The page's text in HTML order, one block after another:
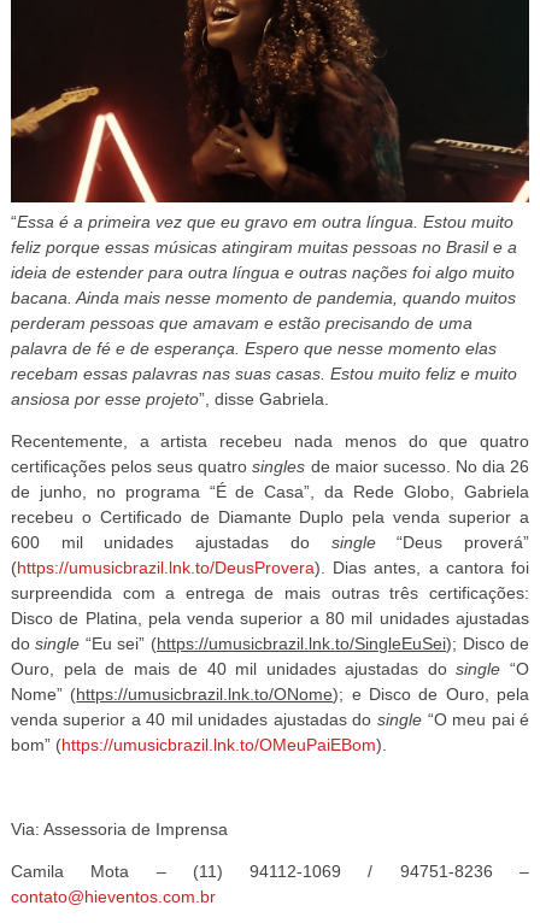
“Essa é a primeira vez que eu gravo em outra língua. Estou muito
feliz porque essas músicas atingiram muitas pessoas no Brasil e a
ideia de estender para outra língua e outras nações foi algo muito
bacana. Ainda mais nesse momento de pandemia, quando muitos
perderam pessoas que amavam e estão precisando de uma
palavra de fé e de esperança. Espero que nesse momento elas
recebam essas palavras nas suas casas. Estou muito feliz e muito
ansiosa por esse projeto”, disse Gabriela.
Recentemente, a artista recebeu nada menos do que quatro
certificações pelos seus quatrosingles de maior sucesso. No dia 26
de junho, no programa “É de Casa”, da Rede Globo, Gabriela
recebeu o Certificado de Diamante Duplo pela venda superior a
600 mil unidades ajustadas do single“Deus proverá”
(https://umusicbrazil.lnk.to/DeusProvera). Dias antes, a cantora foi
surpreendida com a entrega de mais outras três certificações:
Disco de Platina, pela venda superior a 80 mil unidades ajustadas
dosingle “Eu sei” (https://umusicbrazil.lnk.to/SingleEuSei); Disco de
Ouro, pela de mais de 40 mil unidades ajustadas dosingle “O
Nome” (https://umusicbrazil.lnk.to/ONome); e Disco de Ouro, pela
venda superior a 40 mil unidades ajustadas dosingle “O meu pai é
bom” (https://umusicbrazil.lnk.to/OMeuPaiEBom).
Via: Assessoria de Imprensa
Camila Mota – (11) 94112-1069 / 94751-8236 –
contato@hieventos.com.br